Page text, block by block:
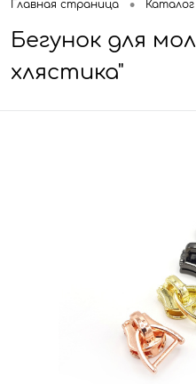
Главная страница •
Бегунок для
хлястика"